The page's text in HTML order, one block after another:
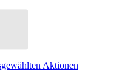
Aktionen